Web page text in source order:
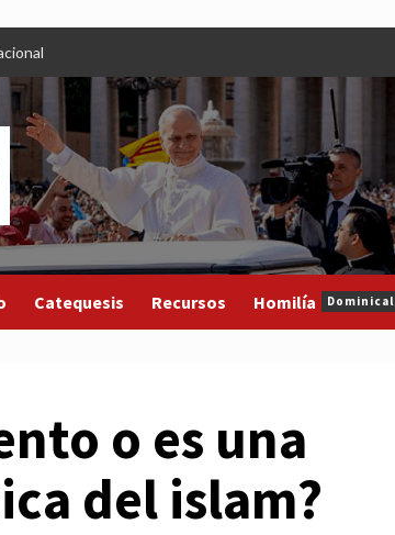
Catequesis Recursos Homilía Dominical
o es una
del islam?